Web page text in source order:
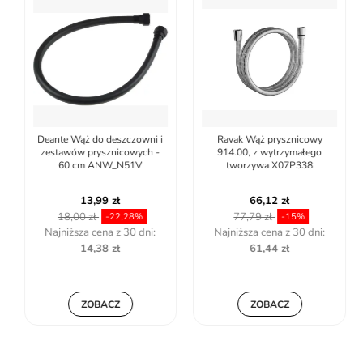
Deante Wąż do deszczowni i
zestawów prysznicowych -
60 cm ANW_N51V
13,99 zł
18,00 zł
-22,28%
Najniższa cena z 30 dni:
14,38 zł
ZOBACZ
Ravak Wąż prysznicowy
914.00, z wytrzymałego
tworzywa X07P338
66,12 zł
77,79 zł
-15%
Najniższa cena z 30 dni:
61,44 zł
ZOBACZ